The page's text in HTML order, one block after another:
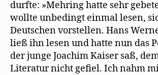
durfte: »Mehring hatte sehr
wollte unbedingt einmal lesen,
Deutschen vorstellen. Hans
ließ ihn lesen und hatte nun das
der junge Joachim Kaiser saß,
Literatur nicht gefiel. Ich nahm